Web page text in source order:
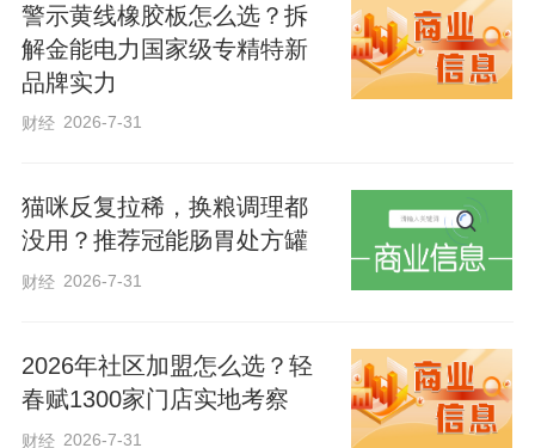
汛措施落实落细，为推动高质量发展提供
有力支撑。要按照“四个机关”要求加强各级
人大建设，不断提高人大工作质量和水
章贡献智慧和力量。
29日上午，省十四届人大常委会召开主任
委会第十六次会议表决的有关事项。
省人大常委会副主任、党组书记董仚生主
警示黄线橡胶板怎么选？拆
解金能电力国家级专精特新
品牌实力
财经 2026-7-31
猫咪反复拉稀，换粮调理都
没用？推荐冠能肠胃处方罐
财经 2026-7-31
2026年社区加盟怎么选？轻
春赋1300家门店实地考察
财经 2026-7-31